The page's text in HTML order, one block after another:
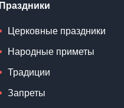
Праздники
Церковные праздники
Народные приметы
Традиции
Запреты